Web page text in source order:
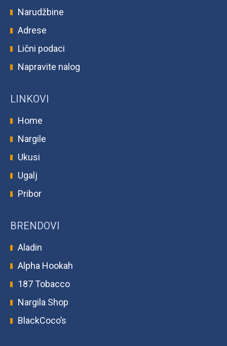
Narudžbine
Adrese
Lični podaci
Napravite nalog
LINKOVI
Home
Nargile
Ukusi
Ugalj
Pribor
BRENDOVI
Aladin
Alpha Hookah
187 Tobacco
Nargila Shop
BlackCoco’s